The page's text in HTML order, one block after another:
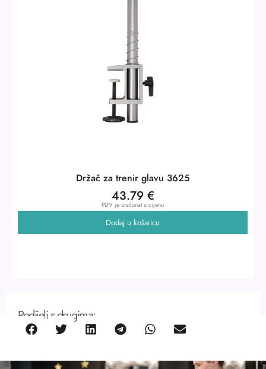
Držač za trenir glavu 3625
43.79 €
PDV je uračunat u cijenu
Dodaj u košaricu
Podijeli s drugima: